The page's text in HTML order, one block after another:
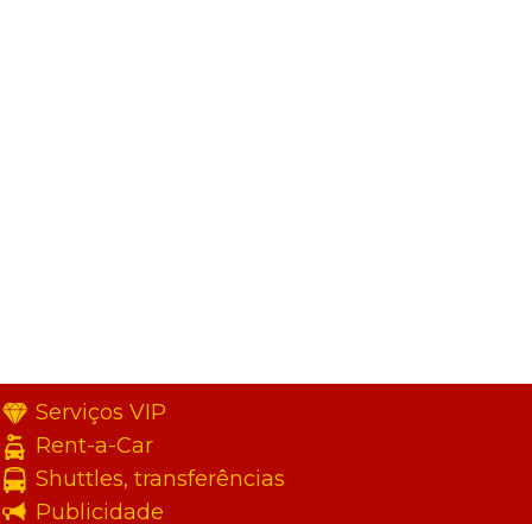
Serviços VIP
Rent-a-Car
Shuttles, transferências
Publicidade